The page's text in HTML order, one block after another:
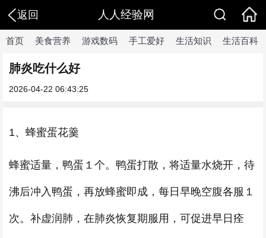
返回 人人经验网
首页 美食营养 游戏数码 手工爱好 生活知识 生活百科
肺炎吃什么好
2026-04-22 06:43:25
1、蜂蜜蛋花羹
蜂蜜适量，鸭蛋１个。鸭蛋打散，将适量水烧开，待
沸后冲入鸭蛋，再放蜂蜜即成，每日早晚空腹各服１
次。补虚润肺，在肺炎恢复期服用，可促进早日痊